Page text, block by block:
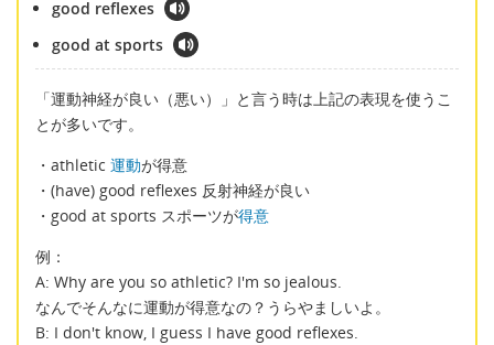
good reflexes
good at sports
「運動神経が良い（悪い）」と言う時は上記の表現を使うこ
とが多いです。
・athletic 運動が得意
・(have) good reflexes 反射神経が良い
・good at sports スポーツが得意
例：
A: Why are you so athletic? I'm so jealous.
なんでそんなに運動が得意なの？うらやましいよ。
B: I don't know, I guess I have good reflexes.